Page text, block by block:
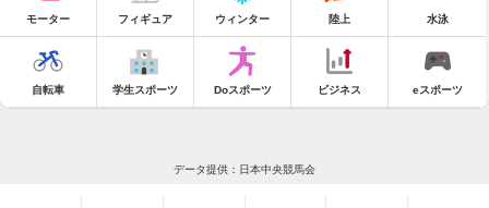
モーター フィギュア ウィンター 陸上 水泳
自転車 学生スポーツ Doスポーツ ビジネス eスポーツ
データ提供：日本中央競馬会